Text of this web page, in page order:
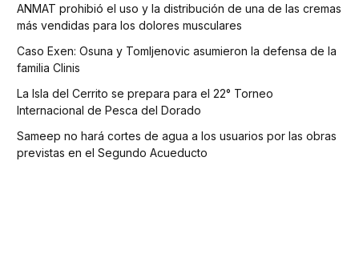
ANMAT prohibió el uso y la distribución de una de las cremas
más vendidas para los dolores musculares
Caso Exen: Osuna y Tomljenovic asumieron la defensa de la
familia Clinis
La Isla del Cerrito se prepara para el 22° Torneo
Internacional de Pesca del Dorado
Sameep no hará cortes de agua a los usuarios por las obras
previstas en el Segundo Acueducto